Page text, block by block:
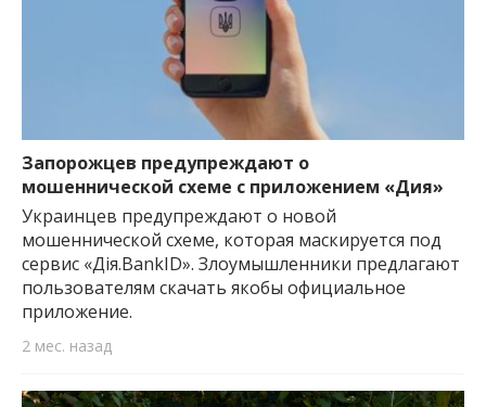
Запорожцев предупреждают о
мошеннической схеме с приложением «Дия»
Украинцев предупреждают о новой
мошеннической схеме, которая маскируется под
сервис «Дія.BankID». Злоумышленники предлагают
пользователям скачать якобы официальное
приложение.
2 мес. назад